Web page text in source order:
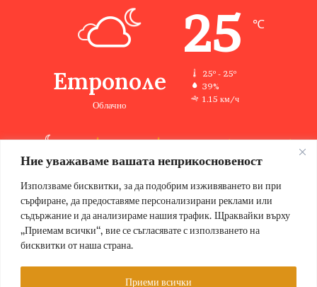
Ние уважаваме вашата неприкосновеност
Използваме бисквитки, за да подобрим изживяването ви при
сърфиране, да предоставяме персонализирани реклами или
съдържание и да анализираме нашия трафик. Щраквайки върху
„Приемам всички“, вие се съгласявате с използването на
бисквитки от наша страна.
Приеми всички
Етрополе
Облачно
25 ℃
25º - 25º
39%
1.15 км/ч
25 ℃ 33 ℃ 34 ℃ 32 ℃
© Copyright 2026, Всички права запазени Етрополе за хората |
Designed by ZWEBSolutions